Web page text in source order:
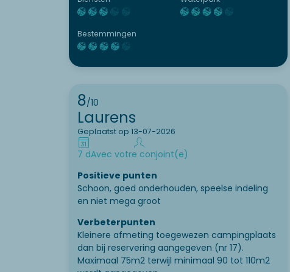
Bestemmingen
8/10
Laurens
Geplaatst op 13-07-2026
7 dAvec votre conjoint(e)
Positieve punten
Schoon, goed onderhouden, speelse indeling
en niet mega groot
Verbeterpunten
Kleinere afmeting toegewezen campingplaats
dan bij reservering aangegeven (nr 17).
Maximaal 75m2 terwijl minimaal 90 tot 110m2